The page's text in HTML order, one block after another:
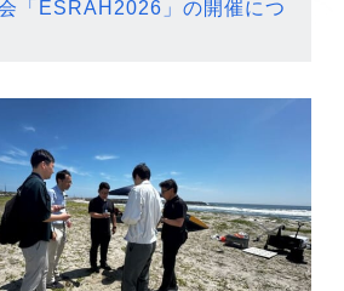
「ESRAH2026」の開催につ